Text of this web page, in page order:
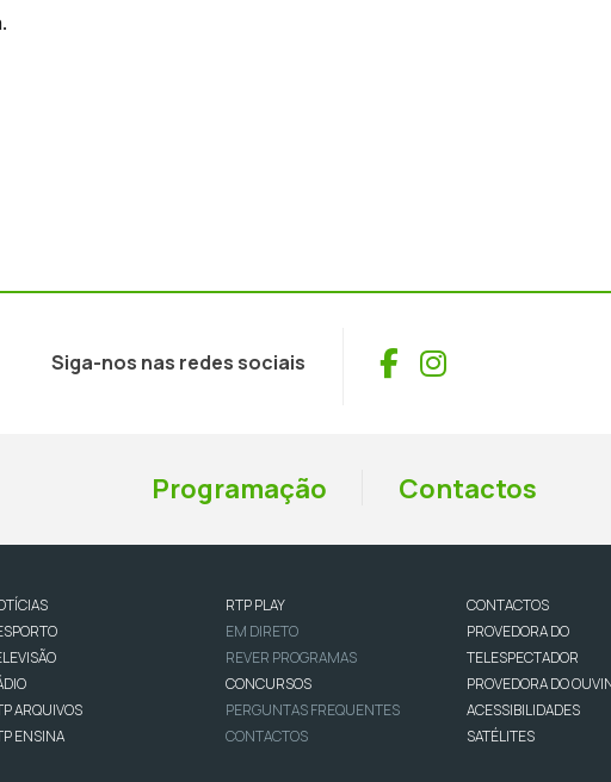
Siga-nos nas redes sociais Facebook
Instagram
Programação Contactos
ARQUIVOS
ENSINA
RTP PLAY
EM DIRETO
REVER PROGRAMAS
CONCURSOS
PERGUNTAS FREQUENTES
CONTACTOS
CONTACTOS
PROVEDORA DO
TELESPECTADOR
PROVEDORA DO
ACESSIBILIDADES
SATÉLITES